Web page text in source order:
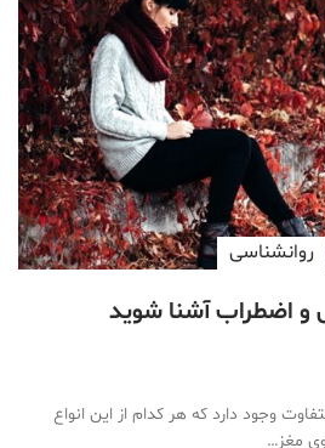
روانشناسی
و اضطراب آشنا شوید
وجود دارد که هر کدام از این انواع
مغز…